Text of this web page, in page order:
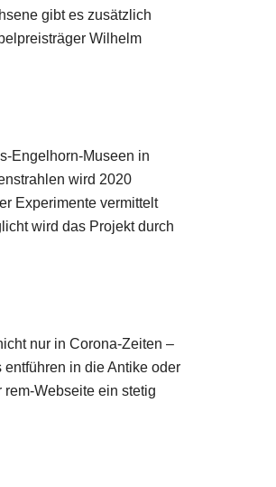
gibt es zusätzlich
Wilhelm
Engelhorn-Museen in
wird 2020
Experimente vermittelt
wird das Projekt durch
nur in Corona-Zeiten –
in die Antike oder
Webseite ein stetig